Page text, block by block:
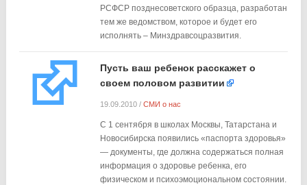
РСФСР позднесоветского образца, разработан
тем же ведомством, которое и будет его
исполнять – Минздравсоцразвития.
Пусть ваш ребенок расскажет о
своем половом развитии
19.09.2010/ СМИ о нас
С 1 сентября в школах Москвы, Татарстана и
Новосибирска появились «паспорта здоровья»
— документы, где должна содержаться полная
информация о здоровье ребенка, его
физическом и психоэмоциональном состоянии.